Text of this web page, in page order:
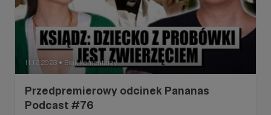
11.12.2023 ● Brak komentarzy
Przedpremierowy odcinek Pananas
Podcast #76